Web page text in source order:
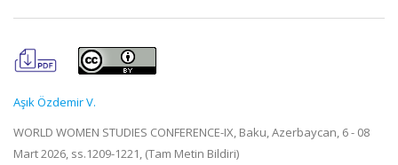
Aşık Özdemir V.
WORLD WOMEN STUDIES CONFERENCE-IX, Baku, Azerbaycan, 6 - 08
Mart 2026, ss.1209-1221, (Tam Metin Bildiri)